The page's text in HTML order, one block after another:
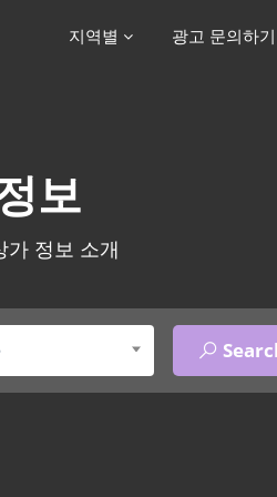
지역별 광고 문의하기
보
가 정보 소개